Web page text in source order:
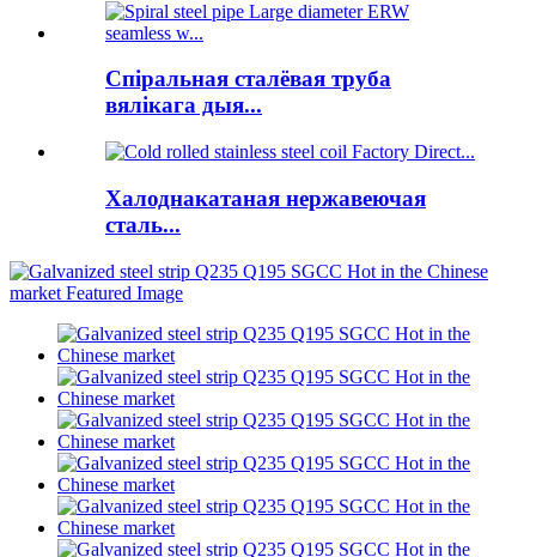
Спіральная сталёвая труба
вялікага дыя...
Халоднакатаная нержавеючая
сталь...